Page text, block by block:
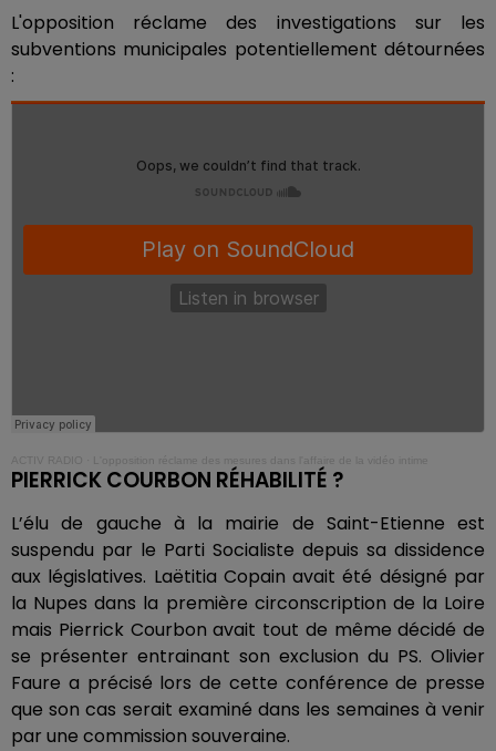
L'opposition réclame des investigations sur les
subventions municipales potentiellement détournées
:
ACTIV RADIO L'opposition réclame des mesures dans l'affaire de la vidéo intime
PIERRICK COURBON RÉHABILITÉ ?
L’élu de gauche à la mairie de Saint-Etienne est
suspendu par le Parti Socialiste depuis sa dissidence
aux législatives. Laëtitia Copain avait été désigné par
la Nupes dans la première circonscription de la Loire
mais Pierrick Courbon avait tout de même décidé de
se présenter entrainant son exclusion du PS. Olivier
Faure a précisé lors de cette conférence de presse
que son cas serait examiné dans les semaines à venir
par une commission souveraine.